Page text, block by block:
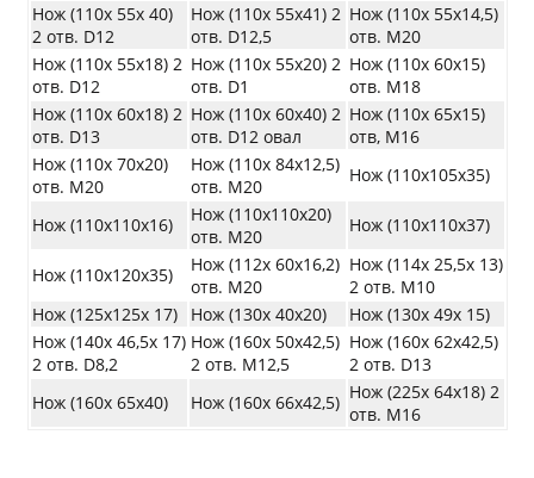
Нож (110х 55х 40)
2 отв. D12
Нож (110х 55х41) 2
отв. D12,5
Нож (110х 55х14,5)
отв. М20
Нож (110х 55х18) 2
отв. D12
Нож (110х 55х20) 2
отв. D1
Нож (110х 60х15)
отв. М18
Нож (110х 60х18) 2
отв. D13
Нож (110х 60х40) 2
отв. D12 овал
Нож (110х 65х15)
отв, М16
Нож (110х 70х20)
отв. М20
Нож (110х 84х12,5)
отв. М20
Нож (110х105х35)
Нож (110х110х16)
Нож (110х110х20)
отв. М20
Нож (110х110х37)
Нож (110х120х35)
Нож (112х 60х16,2)
отв. М20
Нож (114х 25,5х 13)
2 отв. М10
Нож (125х125х 17)
Нож (130х 40х20)
Нож (130х 49х 15)
Нож (140х 46,5х 17)
2 отв. D8,2
Нож (160х 50х42,5)
2 отв. М12,5
Нож (160х 62х42,5)
2 отв. D13
Нож (160х 65х40)
Нож (160х 66х42,5) Нож (225х 64х18) 2
отв. М16